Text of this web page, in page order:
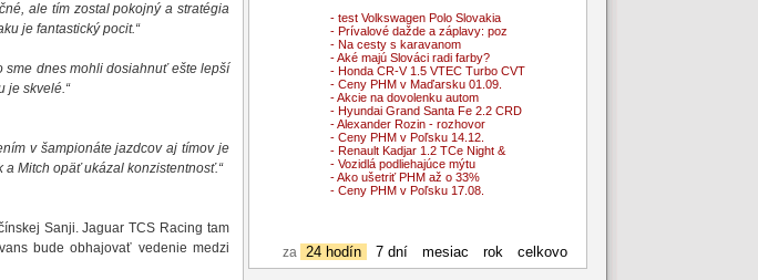
ale tím zostal pokojný a stratégia
je fantastický pocit.“
sme dnes mohli dosiahnuť ešte lepší
je skvelé.“
v šampionáte jazdcov aj tímov je
Mitch opäť ukázal konzistentnosť.“
Sanji. Jaguar TCS Racing tam
bude obhajovať vedenie medzi
- test Volkswagen Polo Slovakia
- Prívalové dažde a záplavy: poz
- Na cesty s karavanom
- Aké majú Slováci radi farby?
- Honda CR-V 1.5 VTEC Turbo CVT
- Ceny PHM v Maďarsku 01.09.
- Akcie na dovolenku autom
- Hyundai Grand Santa Fe 2.2 CRD
- Alexander Rozin - rozhovor
- Ceny PHM v Poľsku 14.12.
- Renault Kadjar 1.2 TCe Night &
- Vozidlá podliehajúce mýtu
- Ako ušetriť PHM až o 33%
- Ceny PHM v Poľsku 17.08.
za 24 hodín 7 dní mesiac rok celkovo